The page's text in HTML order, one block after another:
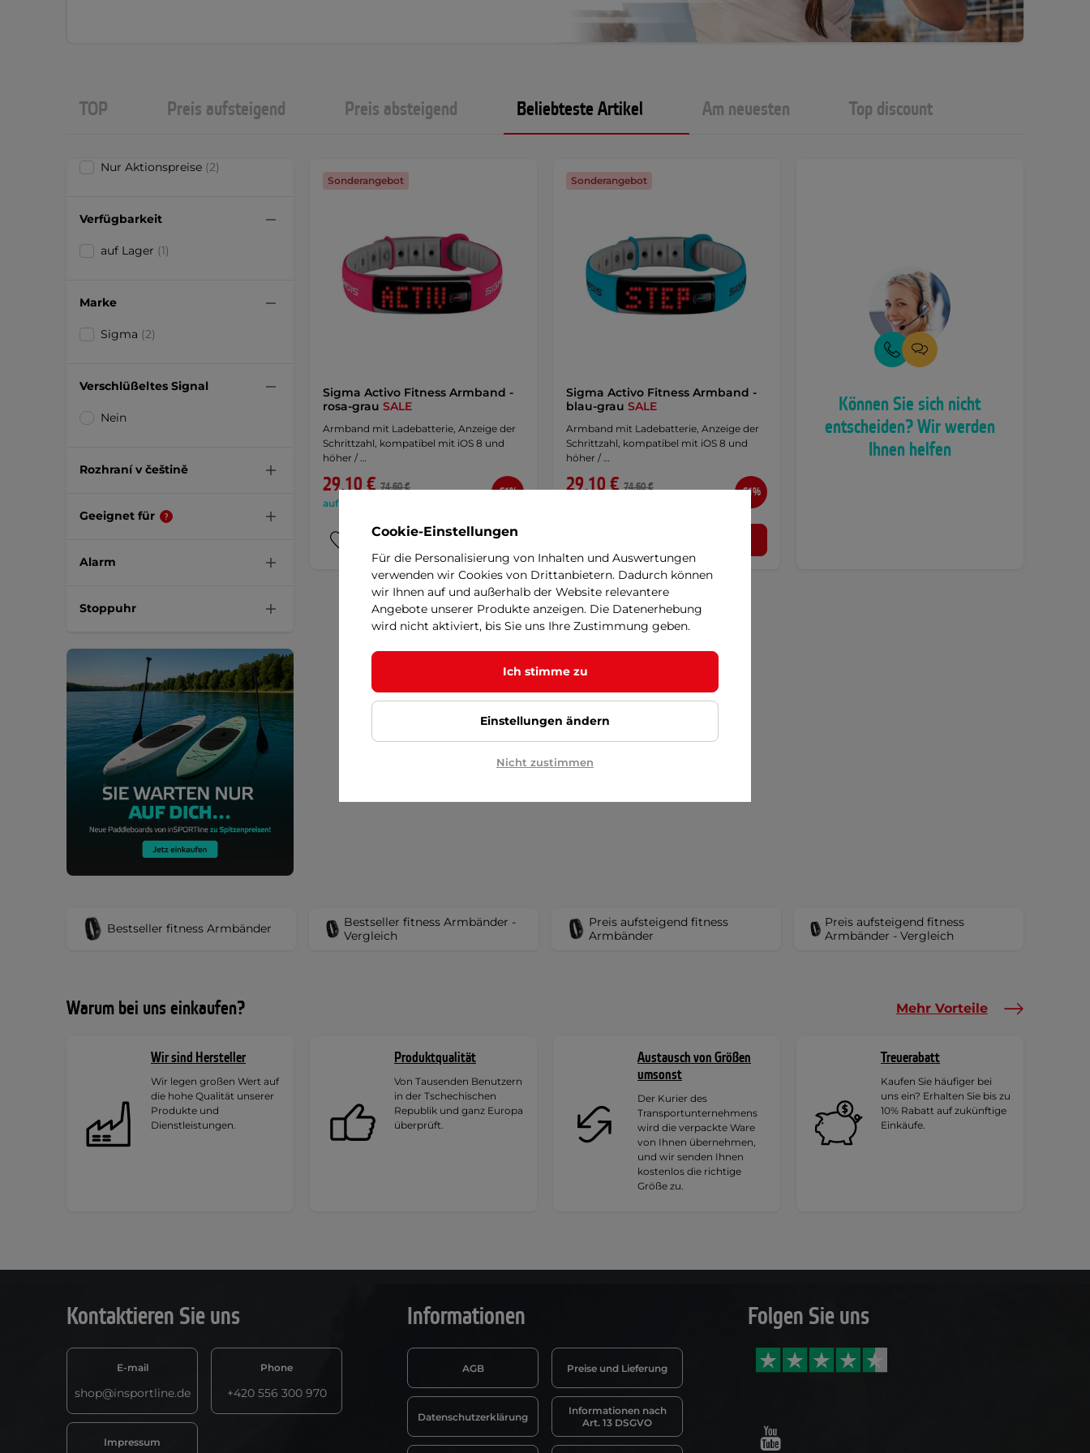
TOP Preis aufsteigend Preis absteigend Beliebteste Artikel Am neuesten Top discount
Nur Aktionspreise (2)
Verfügbarkeit
auf Lager (1)
Marke
Sigma (2)
Verschlüßeltes Signal
Nein
Rozhraní v češtině
Geeignet für
Alarm
Stoppuhr
Sonderangebot
Sigma Activo Fitness Armband -
rosa-grau SALE
Armband mit Ladebatterie, Anzeige der
Schrittzahl, kompatibel mit iOS 8 und
höher / …
29,10 € 74,60 €
auf Lager – 12.8. bei Ihnen
-61%
Detail
Sonderangebot
Sigma Activo Fitness Armband -
blau-grau SALE
Armband mit Ladebatterie, Anzeige der
Schrittzahl, kompatibel mit iOS 8 und
höher / …
29,10 € 74,60 € -61%
Können Sie sich nicht
entscheiden? Wir werden
Ihnen helfen
Bestseller fitness Armbänder
Bestseller fitness Armbänder -
Vergleich
Preis aufsteigend fitness
Armbänder
Preis aufsteigend fitness
Armbänder - Vergleich
Warum bei uns einkaufen? Mehr Vorteile
Wir sind Hersteller
Wir legen großen Wert auf
die hohe Qualität unserer
Produkte und
Dienstleistungen.
Produktqualität
Von Tausenden Benutzern
in der Tschechischen
Republik und ganz Europa
überprüft.
Austausch von Größen
umsonst
Der Kurier des
Transportunternehmens
wird die verpackte Ware
von Ihnen übernehmen,
und wir senden Ihnen
kostenlos die richtige
Größe zu.
Treuerabatt
Kaufen Sie häufiger bei
uns ein? Erhalten Sie bis zu
10% Rabatt auf zukünftige
Einkäufe.
Kontaktieren Sie uns
E-mail
shop@insportline.de
Phone
+420 556 300 970
Impressum
Informationen
AGB Preise und Lieferung
Datenschutzerklärung
Informationen nach
Art. 13 DSGVO
Folgen Sie uns
Youtube
Cookie-Einstellungen
Für die Personalisierung von Inhalten und Auswertungen
verwenden wir Cookies von Drittanbietern. Dadurch können
wir Ihnen auf und außerhalb der Website relevantere
Angebote unserer Produkte anzeigen. Die Datenerhebung
wird nicht aktiviert, bis Sie uns Ihre Zustimmung geben.
Ich stimme zu
Einstellungen ändern
Nicht zustimmen